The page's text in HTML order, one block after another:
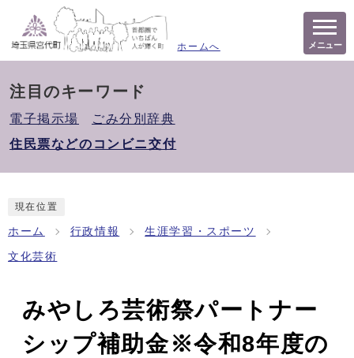
ホームへ メニュー
注目のキーワード
電子掲示場
ごみ分別辞典
住民票などのコンビニ交付
現在位置
ホーム 行政情報 生涯学習・スポーツ
文化芸術
みやしろ芸術祭パートナー
シップ補助金※令和8年度の